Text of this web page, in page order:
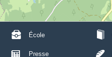
École
Presse